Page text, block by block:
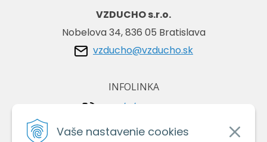
Vaše nastavenie cookies
VZDUCHO s.r.o.
Nobelova 34, 836 05 Bratislava
vzducho@vzducho.sk
INFOLINKA
+421/2/4464 0134
+421/903 729 042